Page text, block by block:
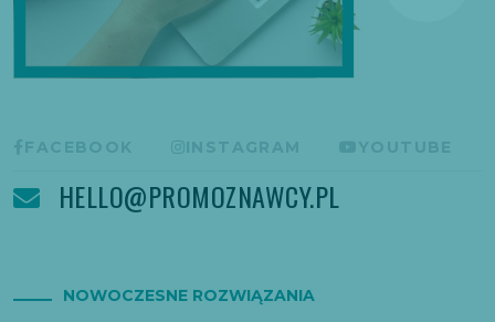
HELLO@PROMOZNAWCY.PL
NOWOCZESNE ROZWIĄZANIA